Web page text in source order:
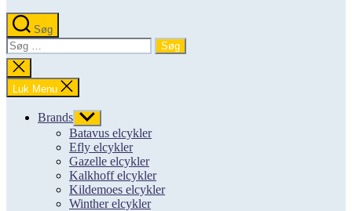
Søg
Søg
efter:
Luk
søgning
Luk Menu
Brands Vis
undermenu
Batavus elcykler
Efly elcykler
Gazelle elcykler
Kalkhoff elcykler
Kildemoes elcykler
Winther elcykler